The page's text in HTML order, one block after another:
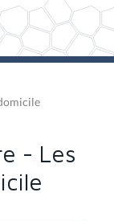
- Les